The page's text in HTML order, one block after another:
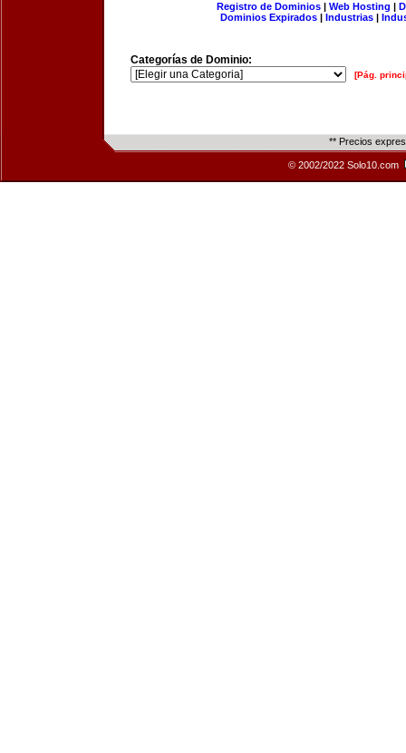
Registro de Dominios| Web Hosting |
Dominios Expirados | Industrias |
Categorías de Dominio:
[Pág.
** Precios
© 2002/2022 Solo10.com